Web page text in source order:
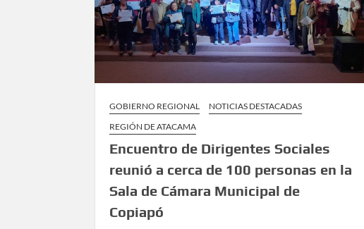
GOBIERNO REGIONAL
NOTICIAS DESTACADAS
REGIÓN DE ATACAMA
Encuentro de Dirigentes Sociales
reunió a cerca de 100 personas en la
Sala de Cámara Municipal de
Copiapó